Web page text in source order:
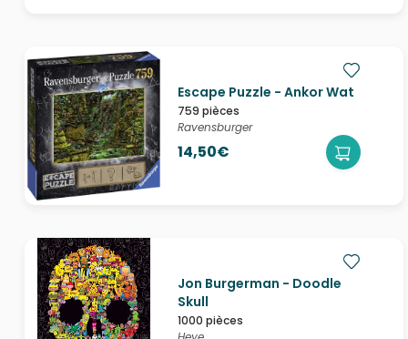
Escape Puzzle - Ankor Wat
759 pièces
Ravensburger
14,50€
Jon Burgerman - Doodle
Skull
1000 pièces